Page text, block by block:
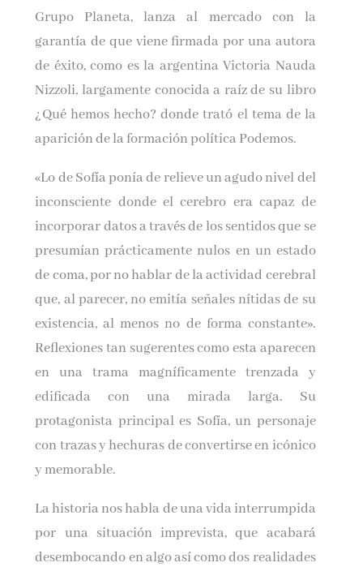
Grupo Planeta, lanza al mercado con la
garantía de que viene firmada por una autora
de éxito, como es la argentina Victoria Nauda
Nizzoli, largamente conocida a raíz de su libro
¿Qué hemos hecho? donde trató el tema de la
aparición de la formación política Podemos.
«Lo de Sofía ponía de relieve un agudo nivel del
inconsciente donde el cerebro era capaz de
incorporar datos a través de los sentidos que se
presumían prácticamente nulos en un estado
de coma, por no hablar de la actividad cerebral
que, al parecer, no emitía señales nítidas de su
existencia, al menos no de forma constante».
Reflexiones tan sugerentes como esta aparecen
en una trama magníficamente trenzada y
edificada con una mirada larga. Su
protagonista principal es Sofía, un personaje
con trazas y hechuras de convertirse en icónico
y memorable.
La historia nos habla de una vida interrumpida
por una situación imprevista, que acabará
desembocando en algo así como dos realidades